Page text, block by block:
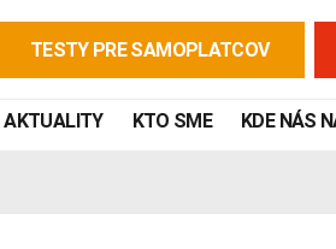
TESTY PRE SAMOPLATCOV
AKTUALITY KTO SME KDE NÁS